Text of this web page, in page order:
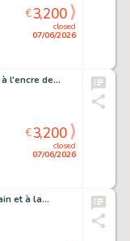
closed
07/06/2026
€3,200
l'encre de…
closed
07/06/2026
€3,200
et à la…